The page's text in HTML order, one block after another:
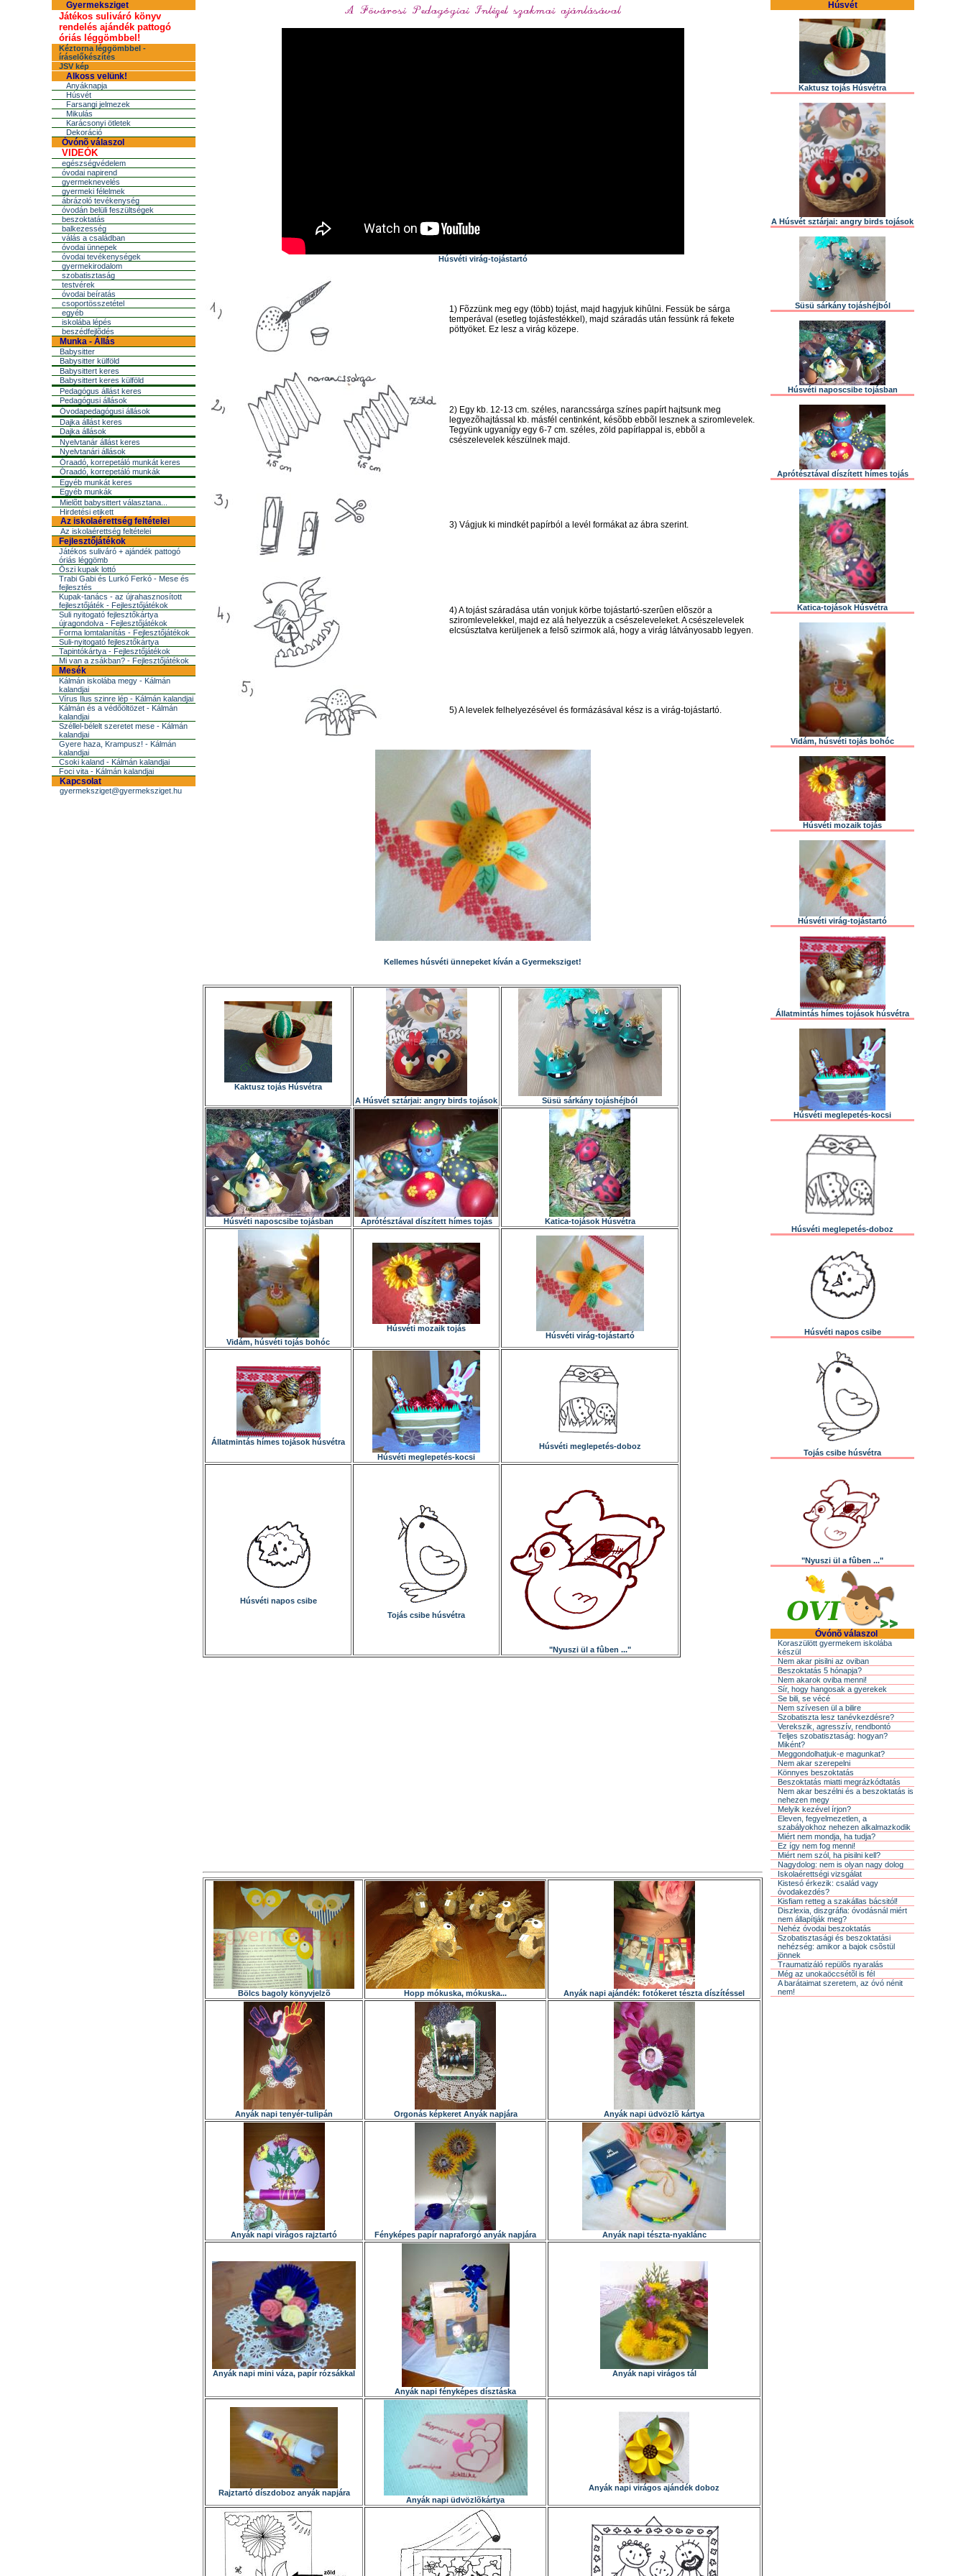
Gyermeksziget
Játékos suliváró könyv
rendelés ajándék pattogó
óriás léggömbbel!
Kéztorna léggömbbel -
íráselőkészítés
JSV kép
Alkoss velünk!
Anyáknapja
Húsvét
Farsangi jelmezek
Mikulás
Karácsonyi ötletek
Dekoráció
Óvónõ válaszol
VIDEÓK
egészségvédelem
óvodai napirend
gyermeknevelés
gyermeki félelmek
ábrázoló tevékenység
óvodán belüli feszültségek
beszoktatás
balkezesség
válás a családban
óvodai ünnepek
óvodai tevékenységek
gyermekirodalom
szobatisztaság
testvérek
óvodai beíratás
csoportösszetétel
egyéb
iskolába lépés
beszédfejlõdés
Munka - Állás
Babysitter
Babysitter külföld
Babysittert keres
Babysittert keres külföld
Pedagógus állást keres
Pedagógusi állások
Óvodapedagógusi állások
Dajka állást keres
Dajka állások
Nyelvtanár állást keres
Nyelvtanári állások
Óraadó, korrepetáló munkát keres
Óraadó, korrepetáló munkák
Egyéb munkát keres
Egyéb munkák
Mielõtt babysittert választana...
Hirdetési etikett
Az iskolaérettség feltételei
Az iskolaérettség feltételei
Fejlesztőjátékok
Játékos suliváró + ajándék pattogó
óriás léggömb
Őszi kupak lottó
Trabi Gabi és Lurkó Ferkó - Mese és
fejlesztés
Kupak-tanács - az újrahasznosított
fejlesztőjáték - Fejlesztőjátékok
Suli nyitogató fejlesztőkártya
újragondolva - Fejlesztőjátékok
Forma lomtalanítás - Fejlesztőjátékok
Suli-nyitogató fejlesztőkártya
Tapintókártya - Fejlesztőjátékok
Mi van a zsákban? - Fejlesztőjátékok
Mesék
Kálmán iskolába megy - Kálmán
kalandjai
Vírus Ilus szinre lép - Kálmán kalandjai
Kálmán és a védőöltözet - Kálmán
kalandjai
Széllel-bélelt szeretet mese - Kálmán
kalandjai
Gyere haza, Krampusz! - Kálmán
kalandjai
Csoki kaland - Kálmán kalandjai
Foci vita - Kálmán kalandjai
Kapcsolat
gyermeksziget@gyermeksziget.hu
Húsvéti virág-tojástartó
1) Fõzzünk meg egy (több) tojást, majd hagyjuk kihûlni. Fessük be sárga
temperával (esetleg tojásfestékkel), majd száradás után fessünk rá fekete
pöttyöket. Ez lesz a virág közepe.
2) Egy kb. 12-13 cm. széles, narancssárga színes papírt hajtsunk meg
legyezõhajtással kb. másfél centinként, késõbb ebbõl lesznek a sziromlevelek.
Tegyünk ugyanígy egy 6-7 cm. széles, zöld papírlappal is, ebbõl a
csészelevelek készülnek majd.
3) Vágjuk ki mindkét papírból a levél formákat az ábra szerint.
4) A tojást száradása után vonjuk körbe tojástartó-szerûen elõször a
sziromlevelekkel, majd ez alá helyezzük a csészeleveleket. A csészelevelek
elcsúsztatva kerüljenek a felsõ szirmok alá, hogy a virág látványosabb legyen.
5) A levelek felhelyezésével és formázásával kész is a virág-tojástartó.
Kellemes húsvéti ünnepeket kíván a Gyermeksziget!
Kaktusz tojás Húsvétra
A Húsvét sztárjai: angry birds tojások
Süsü sárkány tojáshéjból
Húsvéti naposcsibe tojásban Aprótésztával díszített hímes tojás Katica-tojások Húsvétra
Vidám, húsvéti tojás bohóc
Húsvéti mozaik tojás
Húsvéti virág-tojástartó
Állatmintás hímes tojások húsvétra
Húsvéti meglepetés-kocsi
Húsvéti meglepetés-doboz
Húsvéti napos csibe
Tojás csibe húsvétra
"Nyuszi ül a fûben ..."
Bölcs bagoly könyvjelzõ Hopp mókuska, mókuska... Anyák napi ajándék: fotókeret tészta díszítéssel
Anyák napi tenyér-tulipán Orgonás képkeret Anyák napjára Anyák napi üdvözlõ kártya
Anyák napi virágos rajztartó Fényképes papír napraforgó anyák napjára Anyák napi tészta-nyaklánc
Anyák napi mini váza, papír rózsákkal
Anyák napi fényképes dísztáska
Anyák napi virágos tál
Rajztartó díszdoboz anyák napjára
Anyák napi üdvözlõkártya
Anyák napi virágos ajándék doboz
Húsvét
Kaktusz tojás Húsvétra
A Húsvét sztárjai: angry birds tojások
Süsü sárkány tojáshéjból
Húsvéti naposcsibe tojásban
Aprótésztával díszített hímes tojás
Katica-tojások Húsvétra
Vidám, húsvéti tojás bohóc
Húsvéti mozaik tojás
Húsvéti virág-tojástartó
Állatmintás hímes tojások húsvétra
Húsvéti meglepetés-kocsi
Húsvéti meglepetés-doboz
Húsvéti napos csibe
Tojás csibe húsvétra
"Nyuszi ül a fûben ..."
Óvónõ válaszol
Koraszülött gyermekem iskolába
készül
Nem akar pisilni az oviban
Beszoktatás 5 hónapja?
Nem akarok oviba menni!
Sír, hogy hangosak a gyerekek
Se bili, se vécé
Nem szívesen ül a bilire
Szobatiszta lesz tanévkezdésre?
Verekszik, agresszív, rendbontó
Teljes szobatisztaság: hogyan?
Miként?
Meggondolhatjuk-e magunkat?
Nem akar szerepelni
Könnyes beszoktatás
Beszoktatás miatti megrázkódtatás
Nem akar beszélni és a beszoktatás is
nehezen megy
Melyik kezével írjon?
Eleven, fegyelmezetlen, a
szabályokhoz nehezen alkalmazkodik
Miért nem mondja, ha tudja?
Ez így nem fog menni!
Miért nem szól, ha pisilni kell?
Nagydolog: nem is olyan nagy dolog
Iskolaérettségi vizsgálat
Kistesó érkezik: család vagy
óvodakezdés?
Kisfiam retteg a szakállas bácsitól!
Diszlexia, diszgráfia: óvodásnál miért
nem állapítják meg?
Nehéz óvodai beszoktatás
Szobatisztasági és beszoktatási
nehézség: amikor a bajok csõstül
jönnek
Traumatizáló repülõs nyaralás
Még az unokaöccsétõl is fél
A barátaimat szeretem, az óvó nénit
nem!